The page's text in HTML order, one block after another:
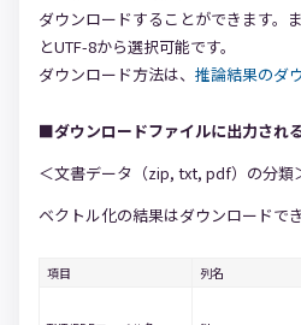
ダウンロードすることができます。
とUTF-8から選択可能です。
ダウンロード方法は、 推論結果のダ
■ダウンロードファイルに出力され
＜文書データ（zip, txt, pdf）の分類
ベクトル化の結果はダウンロードでき
項目 列名